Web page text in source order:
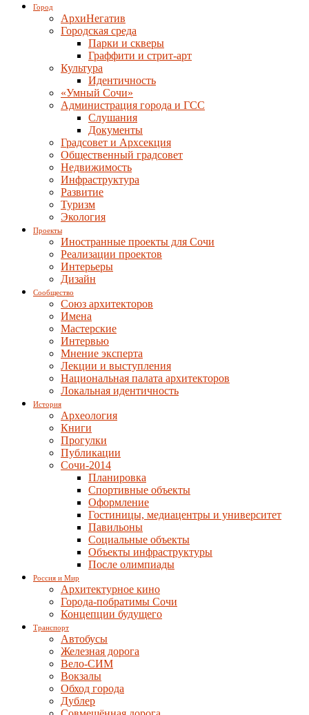
Город
АрхиНегатив
Городская среда
Парки и скверы
Граффити и стрит-арт
Культура
Идентичность
«Умный Сочи»
Администрация города и ГСС
Слушания
Документы
Градсовет и Архсекция
Общественный градсовет
Недвижимость
Инфраструктура
Развитие
Туризм
Экология
Проекты
Иностранные проекты для Сочи
Реализации проектов
Интерьеры
Дизайн
Сообщество
Союз архитекторов
Имена
Мастерские
Интервью
Мнение эксперта
Лекции и выступления
Национальная палата архитекторов
Локальная идентичность
История
Археология
Книги
Прогулки
Публикации
Сочи-2014
Планировка
Спортивные объекты
Оформление
Гостиницы, медиацентры и университет
Павильоны
Социальные объекты
Объекты инфраструктуры
После олимпиады
Россия и Мир
Архитектурное кино
Города-побратимы Сочи
Концепции будущего
Транспорт
Автобусы
Железная дорога
Вело-СИМ
Вокзалы
Обход города
Дублер